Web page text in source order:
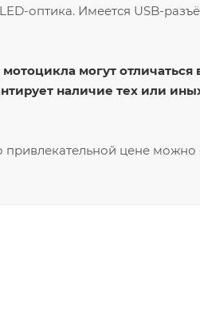
оптика. Имеется USB-
могут отличаться
наличие тех или
привлекательной цене